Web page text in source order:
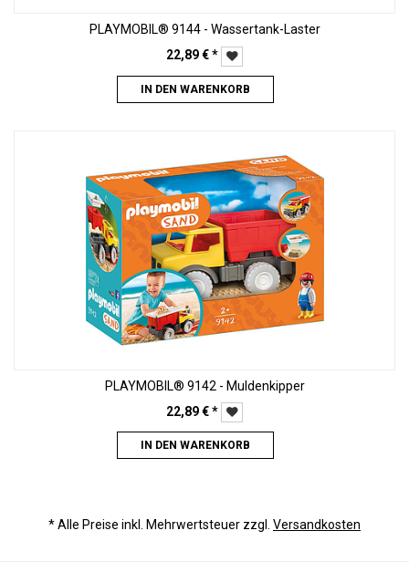
PLAYMOBIL® 9144 - Wassertank-Laster
22,89€*
IN DEN WARENKORB
PLAYMOBIL® 9142 - Muldenkipper
22,89€*
IN DEN WARENKORB
* Alle Preise inkl. Mehrwertsteuer zzgl. Versandkosten